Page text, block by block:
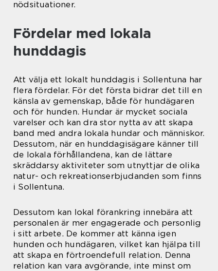
nödsituationer.
Fördelar med lokala
hunddagis
Att välja ett lokalt hunddagis i Sollentuna har
flera fördelar. För det första bidrar det till en
känsla av gemenskap, både för hundägaren
och för hunden. Hundar är mycket sociala
varelser och kan dra stor nytta av att skapa
band med andra lokala hundar och människor.
Dessutom, när en hunddagisägare känner till
de lokala förhållandena, kan de lättare
skräddarsy aktiviteter som utnyttjar de olika
natur- och rekreationserbjudanden som finns
i Sollentuna.
Dessutom kan lokal förankring innebära att
personalen är mer engagerade och personlig
i sitt arbete. De kommer att känna igen
hunden och hundägaren, vilket kan hjälpa till
att skapa en förtroendefull relation. Denna
relation kan vara avgörande, inte minst om